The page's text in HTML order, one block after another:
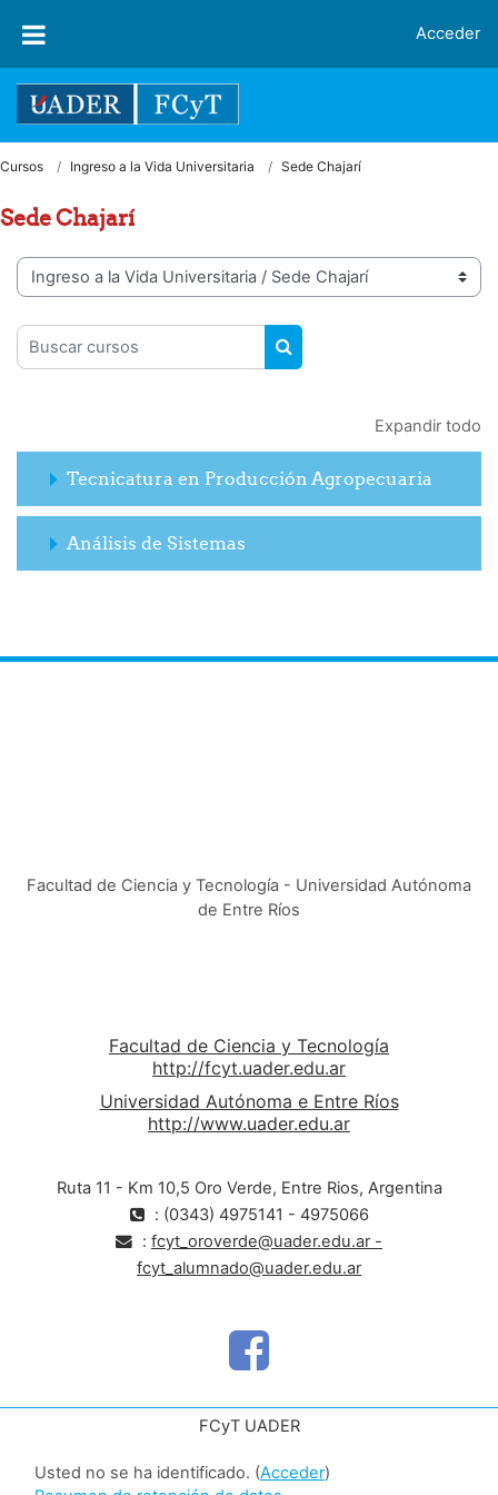
Acceder
Cursos Ingreso a la Vida Universitaria Sede Chajarí
Sede Chajarí
Categorías
Buscar cursos
BUSCAR CURSOS
Expandir todo
Tecnicatura en Producción Agropecuaria
Análisis de Sistemas
Facultad de Ciencia y Tecnología - Universidad Autónoma
de Entre Ríos
Facultad de Ciencia y Tecnología
http://fcyt.uader.edu.ar
Universidad Autónoma e Entre Ríos
http://www.uader.edu.ar
Ruta 11 - Km 10,5 Oro Verde, Entre Rios, Argentina
: (0343) 4975141 - 4975066
: fcyt_oroverde@uader.edu.ar -
fcyt_alumnado@uader.edu.ar
FCyT UADER
Usted no se ha identificado. (Acceder)